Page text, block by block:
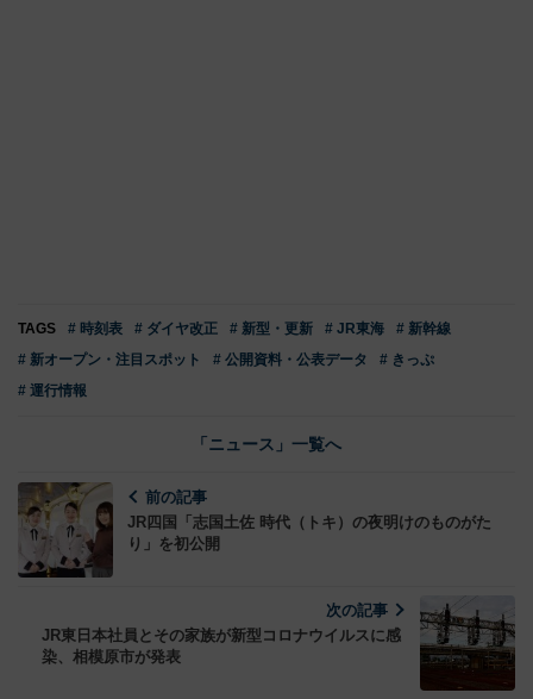
TAGS # 時刻表 # ダイヤ改正 # 新型・更新 # JR東海
# 新幹線
# 新オープン・注目スポット
# 公開資料・公表データ
# きっぷ
# 運行情報
「ニュース」一覧へ
前の記事
JR四国「志国土佐 時代（トキ）の夜明けのものがた
り」を初公開
次の記事
JR東日本社員とその家族が新型コロナウイルスに感
染、相模原市が発表